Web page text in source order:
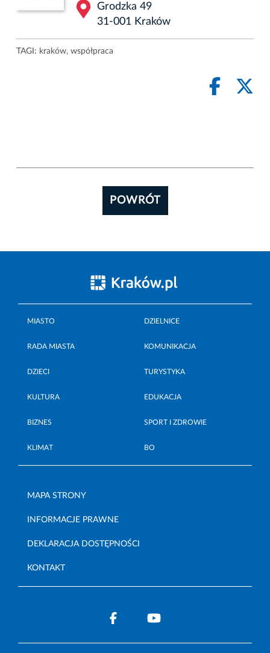
Grodzka 49
31-001 Kraków
TAGI: kraków, współpraca
POWRÓT
MIASTO DZIELNICE
RADA MIASTA KOMUNIKACJA
DZIECI TURYSTYKA
KULTURA EDUKACJA
BIZNES SPORT I ZDROWIE
KLIMAT BO
MAPA STRONY
INFORMACJE PRAWNE
DEKLARACJA DOSTĘPNOŚCI
KONTAKT